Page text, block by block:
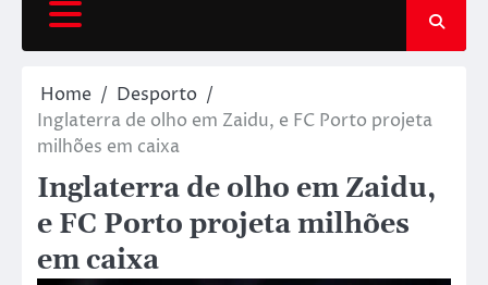
Home
Desporto
Inglaterra de olho em Zaidu, e FC Porto projeta
milhões em caixa
Inglaterra de olho em Zaidu,
e FC Porto projeta milhões
em caixa